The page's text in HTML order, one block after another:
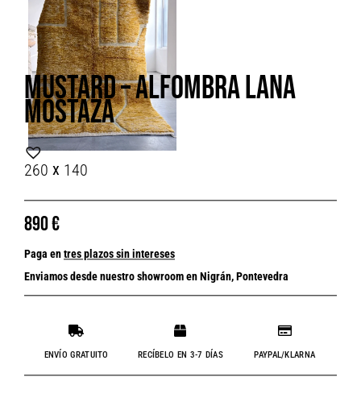
Mustard – alfombra lana
mostaza
260 x 140
890€
Paga entres plazos sin intereses
Enviamos desde nuestro showroom en Nigrán, Pontevedra
ENVÍO GRATUITO RECÍBELO EN 3-7 DÍAS PAYPAL/KLARNA